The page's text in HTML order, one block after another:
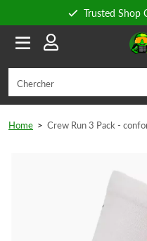
Trusted Shop
Home > Crew Run 3 Pack -